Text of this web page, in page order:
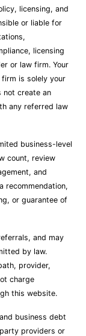
licensing, and
or liable for
licensing
or law firm. Your
is solely your
not create an
any referred law
business-level
count, review
and
recommendation,
or guarantee of
and may
by law.
provider,
charge
this website.
business debt
providers or